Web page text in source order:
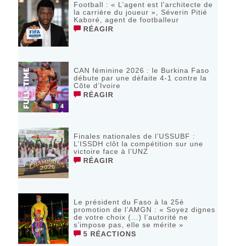
Football : « L’agent est l’architecte de
la carrière du joueur », Séverin Pitié
Kaboré, agent de footballeur
RÉAGIR
CAN féminine 2026 : le Burkina Faso
débute par une défaite 4-1 contre la
Côte d’Ivoire
RÉAGIR
Finales nationales de l’USSUBF :
L’ISSDH clôt la compétition sur une
victoire face à l’UNZ
RÉAGIR
Le président du Faso à la 25è
promotion de l’AMGN : « Soyez dignes
de votre choix (…) l’autorité ne
s’impose pas, elle se mérite »
5 RÉACTIONS